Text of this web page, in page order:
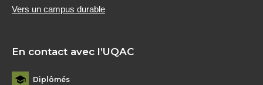
Vers un campus durable
En contact avec l’UQAC
Diplômés